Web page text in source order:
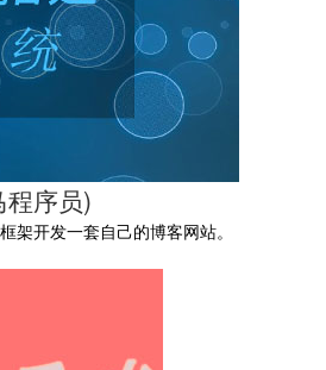
序员)
架开发一套自己的博客网站。